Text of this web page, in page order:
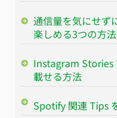
通信量を気にせず
楽しめる3つの方法
Instagram Stories
載せる方法
Spotify 関連 Tips